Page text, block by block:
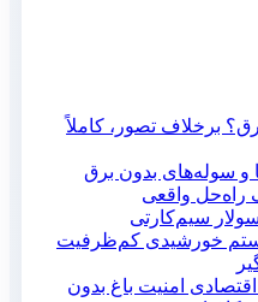
برخلاف تصور، کاملاً
و سوله‌های بدون برق
راه‌حل واقعی
سولار سیم‌کارتی
خورشیدی کم‌ظرفیت
امنیت باغ بدون